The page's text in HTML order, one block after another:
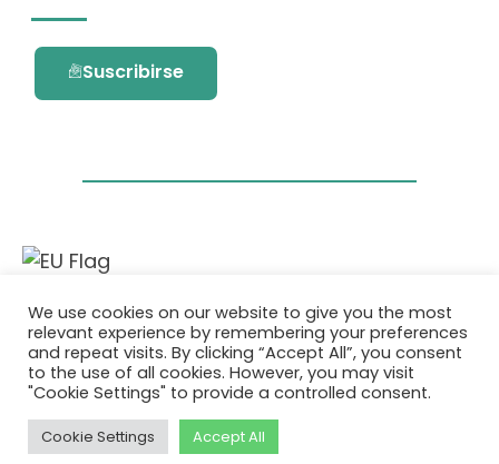
Suscribirse
Este proyecto ha recibido financiación del
programa de investigación e innovación
Horizonte 2020 de la Unión Europea en virtud
del acuerdo de subvención No. 101036418.
Política de Privacidad
We use cookies on our website to give you the most
relevant experience by remembering your preferences
and repeat visits. By clicking “Accept All”, you consent
to the use of all cookies. However, you may visit
"Cookie Settings" to provide a controlled consent.
Cookie Settings Accept All